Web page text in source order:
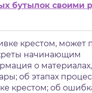
бутылок своими
крестом, может
начинающим
о
об этапах
крестом; об